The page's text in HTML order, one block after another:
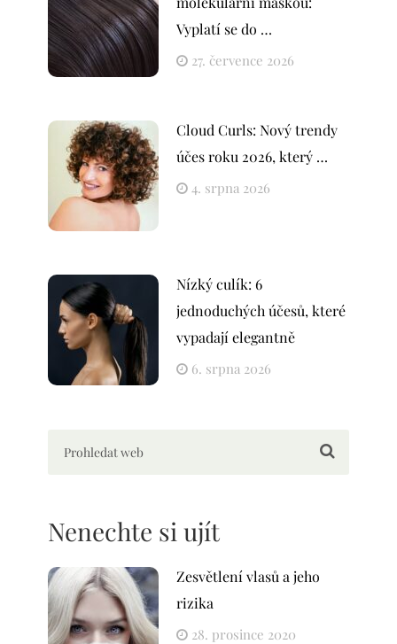
Vyplatí se do …
27. července 2026
Cloud Curls: Nový trendy
účes roku 2026, který …
4. srpna 2026
Nízký culík: 6
jednoduchých účesů, které
vypadají elegantně
6. srpna 2026
Nenechte si ujít
Zesvětlení vlasů a jeho
rizika
28. prosince 2020